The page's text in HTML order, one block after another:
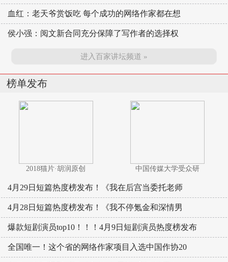
血红：老天爷赏饭吃 每个成功的网络作家都在想
侯小强：阅文新合同充分保障了写作者的选择权
进入百家讲坛频道 »
榜单发布
2018猫片·胡润原创 中国传媒大学受众研
4月29日短篇热度榜发布！《我在后宫当委托老师
4月28日短篇热度榜发布！《我不停氪金和深情男
爆款短剧演员top10！！！4月9日短剧演员热度榜发布
全国唯一！这个省的网络作家项目入选中国作协20